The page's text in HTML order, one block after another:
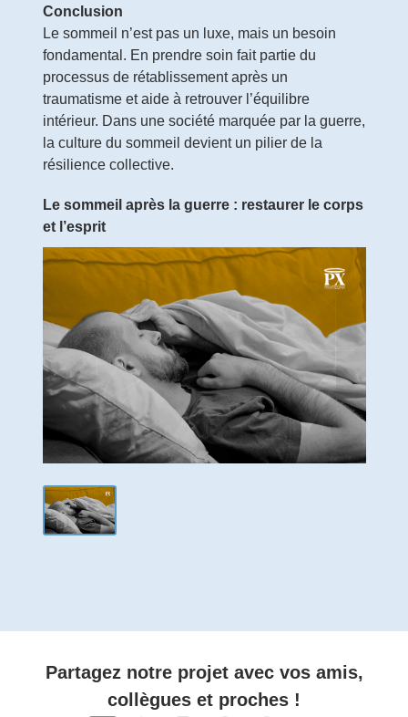
Conclusion
Le sommeil n’est pas un luxe, mais un besoin
fondamental. En prendre soin fait partie du
processus de rétablissement après un
traumatisme et aide à retrouver l’équilibre
intérieur. Dans une société marquée par la guerre,
la culture du sommeil devient un pilier de la
résilience collective.
Le sommeil après la guerre : restaurer le corps
et l’esprit
Partagez notre projet avec vos amis,
collègues et proches !